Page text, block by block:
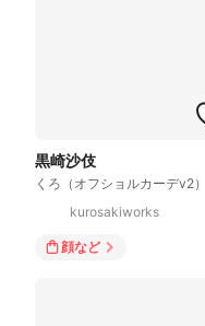
黒崎沙伎
くろ（オフショルカーデv2）
kurosakiworks
顔など